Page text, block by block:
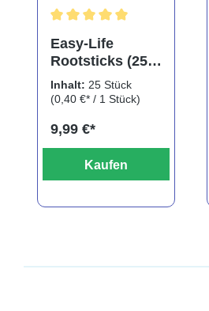
Easy-Life
Rootsticks (25
Sticks)
Inhalt: 25 Stück
(0,40 €* / 1 Stück)
9,99 €*
Kaufen